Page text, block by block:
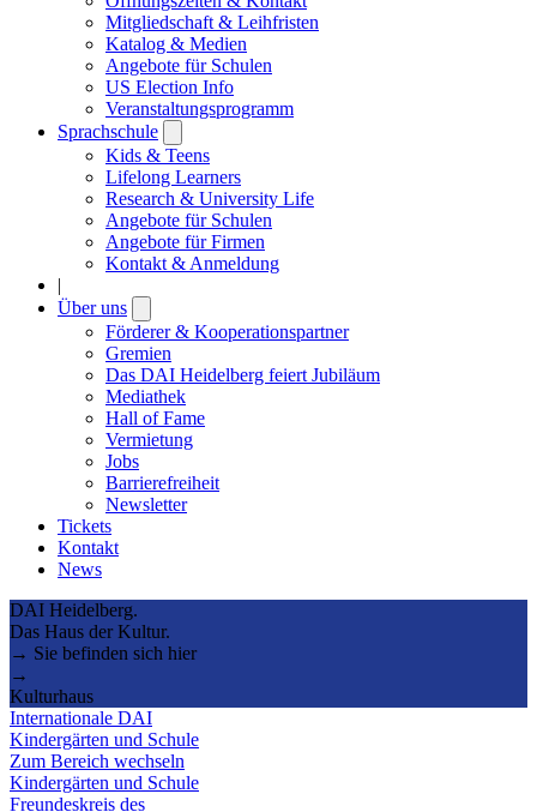
Mitgliedschaft & Leihfristen
Katalog & Medien
Angebote für Schulen
US Election Info
Veranstaltungsprogramm
Sprachschule
submenu
Kids & Teens
Lifelong Learners
Research & University Life
Angebote für Schulen
Angebote für Firmen
Kontakt & Anmeldung
|
Über uns
submenu
Förderer & Kooperationspartner
Gremien
Das DAI Heidelberg feiert Jubiläum
Mediathek
Hall of Fame
Vermietung
Jobs
Barrierefreiheit
Newsletter
Tickets
Kontakt
News
DAI Heidelberg.
Das Haus der Kultur.
→ Sie befinden sich hier
→
Kulturhaus
Internationale DAI
Kindergärten und Schule
Zum Bereich wechseln
Kindergärten und Schule
Freundeskreis des